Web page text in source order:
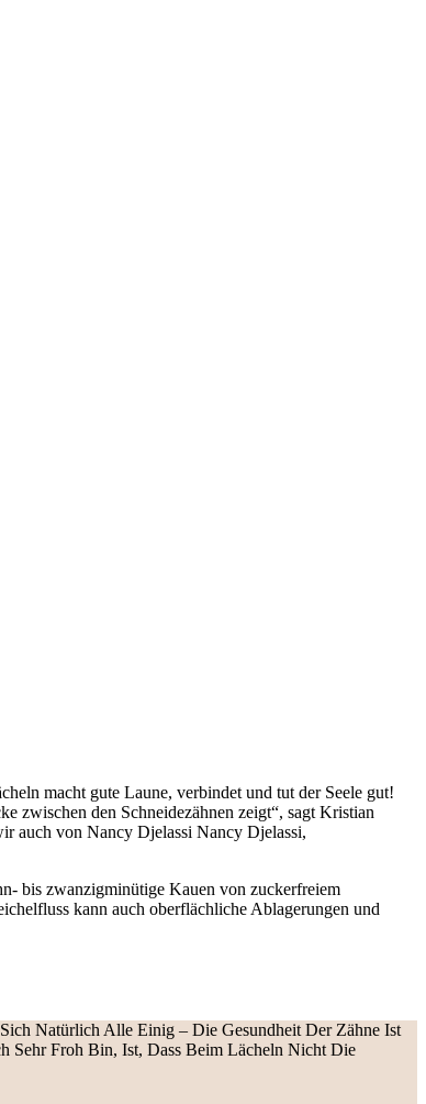
macht gute Laune, verbindet und tut der Seele gut!
zwischen den Schneidezähnen zeigt“, sagt Kristian
auch von Nancy Djelassi Nancy Djelassi,
bis zwanzigminütige Kauen von zuckerfreiem
kann auch oberflächliche Ablagerungen und
Natürlich Alle Einig – Die Gesundheit Der Zähne Ist
Sehr Froh Bin, Ist, Dass Beim Lächeln Nicht Die